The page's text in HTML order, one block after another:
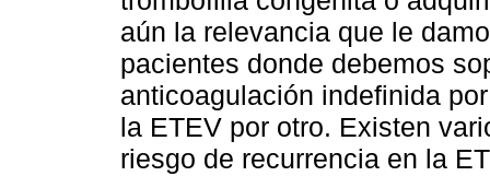
aún la relevancia que le
pacientes donde debemos
anticoagulación indefinida
la ETEV por otro. Existen
riesgo de recurrencia en la